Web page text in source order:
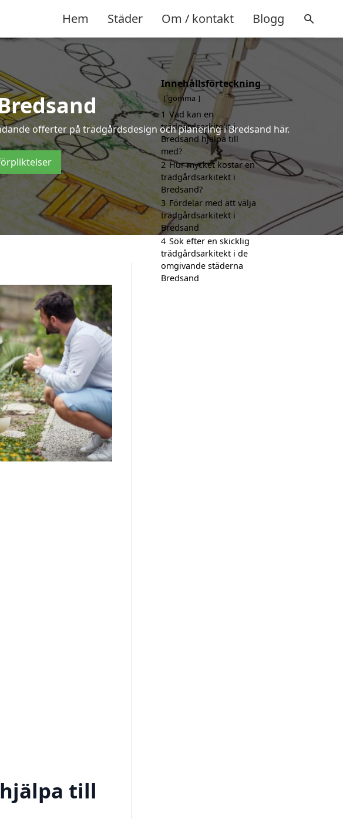
Hem Städer Om / kontakt Blogg
offerter på trädgårdsdesign och planering i Bredsand här.
till
Innehållsförteckning
gömma
1 Vad kan en
trädgårdsarkitekt i
Bredsand hjälpa till
med?
2 Hur mycket kostar en
trädgårdsarkitekt i
Bredsand?
3 Fördelar med att välja
trädgårdsarkitekt i
Bredsand
4 Sök efter en skicklig
trädgårdsarkitekt i de
omgivande städerna
Bredsand